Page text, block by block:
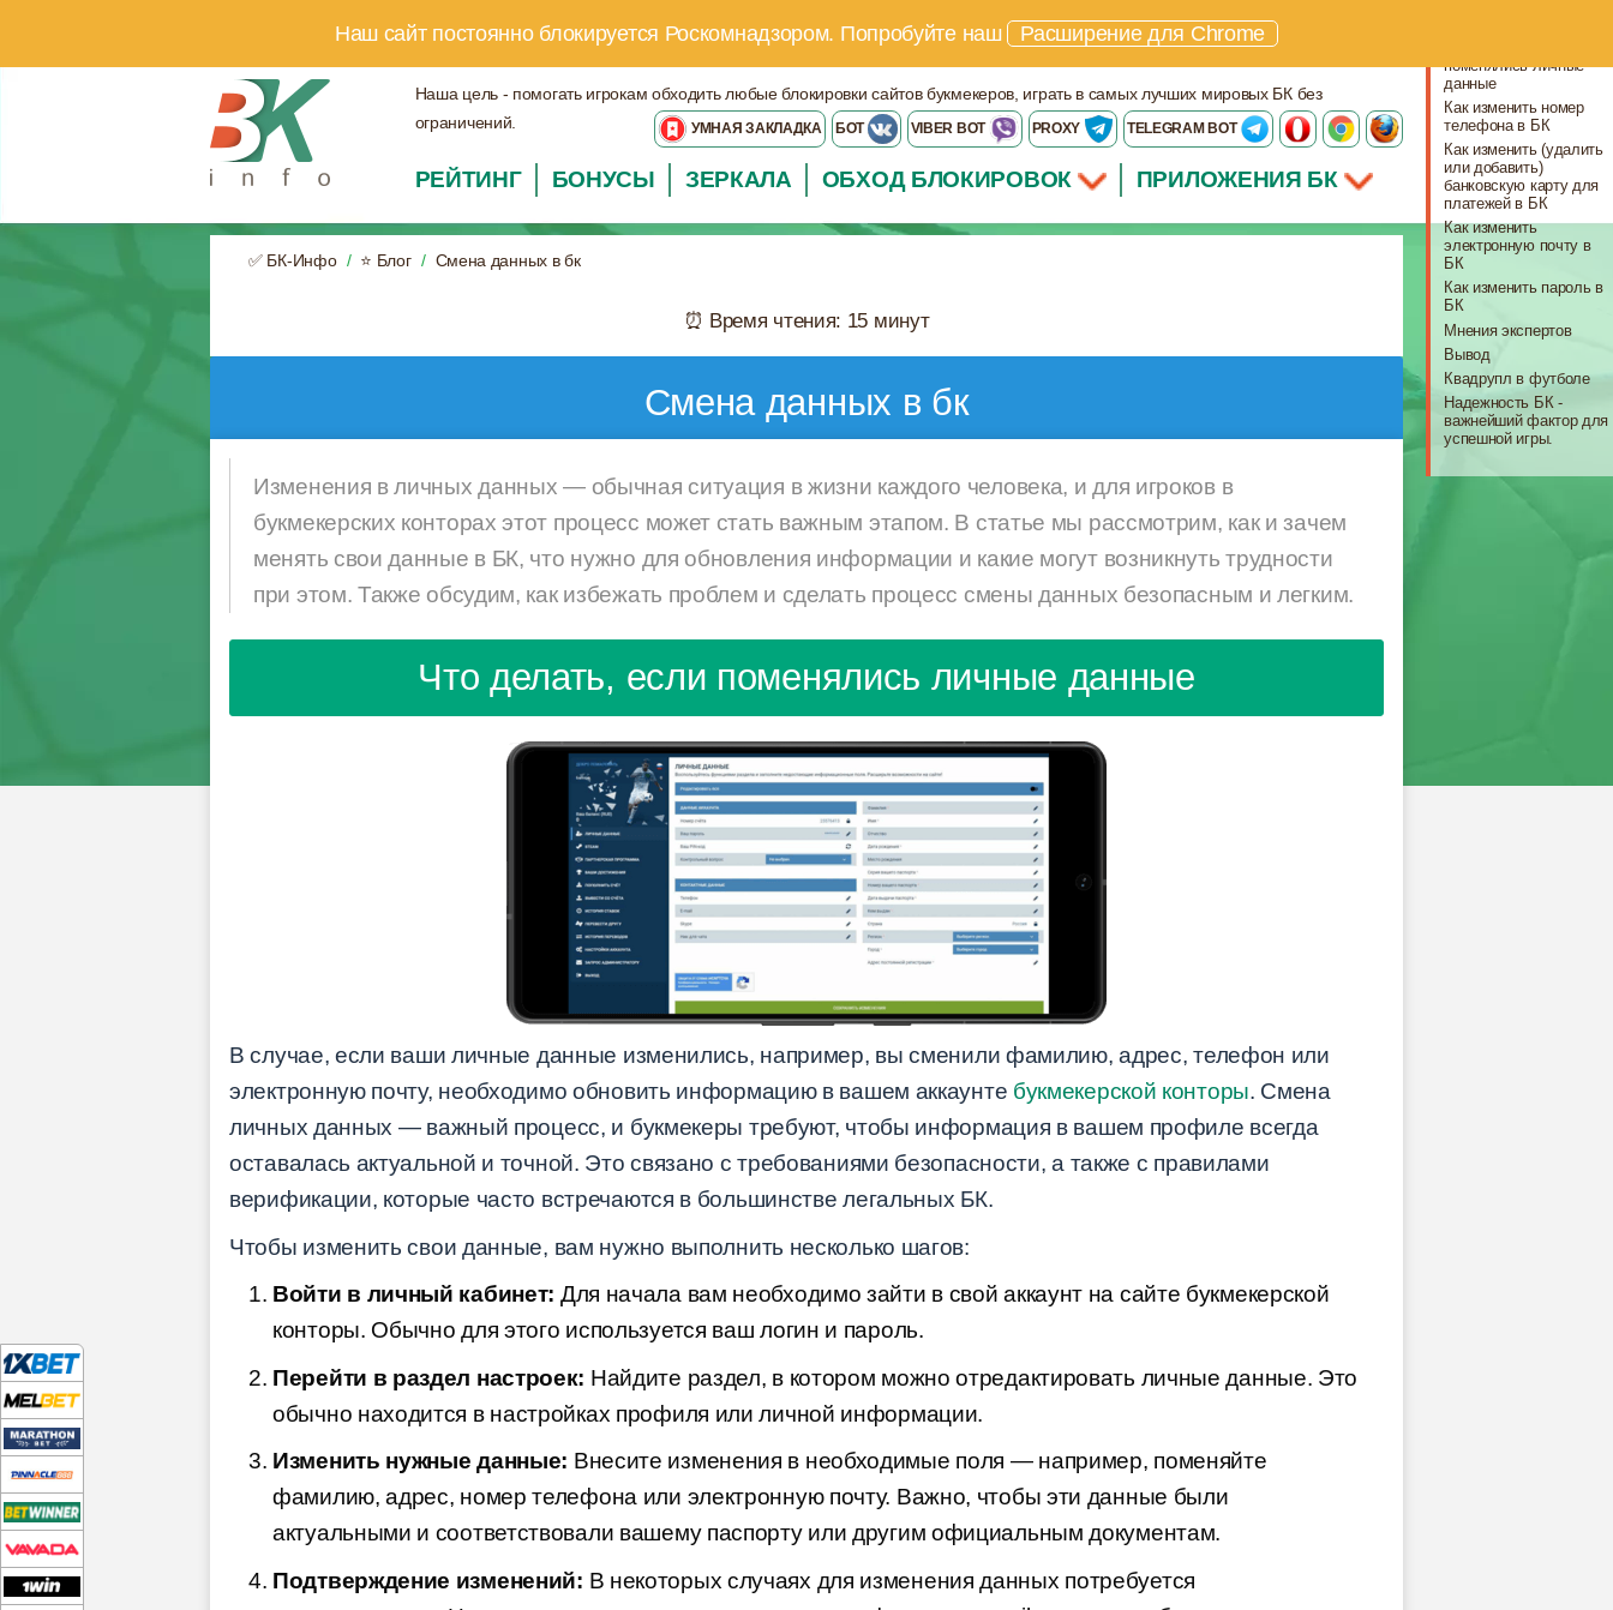
Наш сайт постоянно блокируется Роскомнадзором. Попробуйте наш Расширение для Chrome
Наша цель - помогать игрокам обходить любые блокировки сайтов букмекеров, играть в самых лучших мировых БК без
ограничений.
TELEGRAM BOT
PROXY
VIBER BOT
БОТ
УМНАЯ ЗАКЛАДКА
РЕЙТИНГ БОНУСЫ ЗЕРКАЛА ОБХОД БЛОКИРОВОК ПРИЛОЖЕНИЯ БК
✅ БК-Инфо ⭐ Блог Смена данных в бк
⏰ Время чтения: 15 минут
Смена данных в бк
Изменения в личных данных — обычная ситуация в жизни каждого человека, и для игроков в
букмекерских конторах этот процесс может стать важным этапом. В статье мы рассмотрим, как и зачем
менять свои данные в БК, что нужно для обновления информации и какие могут возникнуть трудности
при этом. Также обсудим, как избежать проблем и сделать процесс смены данных безопасным и легким.
Что делать, если поменялись личные данные
В случае, если ваши личные данные изменились, например, вы сменили фамилию, адрес, телефон или
электронную почту, необходимо обновить информацию в вашем аккаунте букмекерской конторы. Смена
личных данных — важный процесс, и букмекеры требуют, чтобы информация в вашем профиле всегда
оставалась актуальной и точной. Это связано с требованиями безопасности, а также с правилами
верификации, которые часто встречаются в большинстве легальных БК.
Чтобы изменить свои данные, вам нужно выполнить несколько шагов:
Войти в личный кабинет: Для начала вам необходимо зайти в свой аккаунт на сайте букмекерской
конторы. Обычно для этого используется ваш логин и пароль.
Перейти в раздел настроек: Найдите раздел, в котором можно отредактировать личные данные. Это
обычно находится в настройках профиля или личной информации.
Изменить нужные данные: Внесите изменения в необходимые поля — например, поменяйте
фамилию, адрес, номер телефона или электронную почту. Важно, чтобы эти данные были
актуальными и соответствовали вашему паспорту или другим официальным документам.
Подтверждение изменений: В некоторых случаях для изменения данных потребуется
поменялись личные
данные
Как изменить номер
телефона в БК
Как изменить (удалить
или добавить)
банковскую карту для
платежей в БК
Как изменить
электронную почту в
БК
Как изменить пароль в
БК
Мнения экспертов
Вывод
Квадрупл в футболе
Надежность БК -
важнейший фактор для
успешной игры.